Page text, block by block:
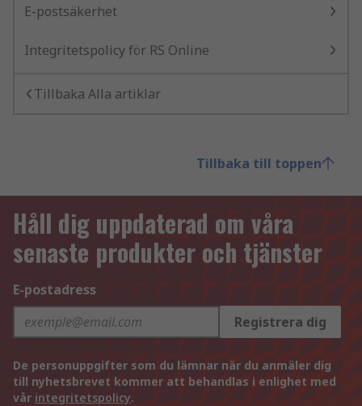
E-postsäkerhet
Integritetspolicy för RS Online
Tillbaka Alla artiklar
Tillbaka till toppen
Håll dig uppdaterad om våra
senaste produkter och tjänster
E-postadress
Registrera dig
De personuppgifter som du lämnar när du anmäler dig
till nyhetsbrevet kommer att behandlas i enlighet med
vår integritetspolicy.